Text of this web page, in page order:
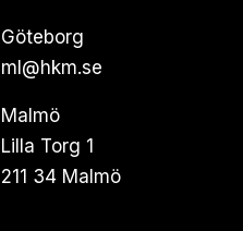
Göteborg
ml@hkm.se
Malmö
Lilla Torg 1
211 34 Malmö